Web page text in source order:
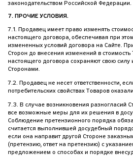
законодательством Российской Федерации.
7. ПРОЧИЕ УСЛОВИЯ.
7.1. Продавец имеет право изменять
настоящего договора, обеспечивая при
измененных условий договора на Сайте.
Сторон до внесения изменений в стоимость
настоящего договора сохраняют свою
Сторонами.
7.2. Продавец не несет ответственности,
потребительских свойствах Товаров
7.3. В случае возникновения разногласий
все возможные меры для их решения в
Соблюдение претензионного порядка
считается выполнившей досудебный
если она направит другой Стороне
(претензию, ответ на претензию) с
предложением о способах и порядке